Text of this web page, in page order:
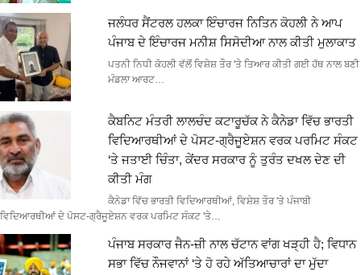
ਜਲੰਧਰ ਸੈਂਟਰਲ ਹਲਕਾ ਇੰਚਾਰਜ ਨਿਤਿਨ ਕੋਹਲੀ ਨੇ ਆਪ
ਪੰਜਾਬ ਦੇ ਇੰਚਾਰਜ ਮਨੀਸ਼ ਸਿਸੋਦੀਆ ਨਾਲ ਕੀਤੀ ਮੁਲਾਕਾਤ
ਪਤਨੀ ਨਿਧੀ ਕੋਹਲੀ ਵੱਲੋਂ ਵਿਸ਼ੇਸ਼ ਤੌਰ 'ਤੇ ਤਿਆਰ ਕੀਤੀ ਗਈ ਹੱਥ ਨਾਲ ਬਣੀ
ਮੰਡਲਾ ਆਰਟ…
ਕੈਬਨਿਟ ਮੰਤਰੀ ਲਾਲਚੰਦ ਕਟਾਰੂਚੱਕ ਨੇ ਕੈਨੇਡਾ ਵਿੱਚ ਭਾਰਤੀ
ਵਿਦਿਆਰਥੀਆਂ ਦੇ ਪੋਸਟ-ਗ੍ਰੈਜੂਏਸ਼ਨ ਵਰਕ ਪਰਮਿਟ ਸੰਕਟ
‘ਤੇ ਜਤਾਈ ਚਿੰਤਾ, ਕੇਂਦਰ ਸਰਕਾਰ ਨੂੰ ਤੁਰੰਤ ਦਖਲ ਦੇਣ ਦੀ
ਕੀਤੀ ਮੰਗ
ਕੈਨੇਡਾ ਵਿੱਚ ਭਾਰਤੀ ਵਿਦਿਆਰਥੀਆਂ, ਵਿਸ਼ੇਸ਼ ਤੌਰ 'ਤੇ ਪੰਜਾਬੀ
ਵਿਦਿਆਰਥੀਆਂ ਦੇ ਪੋਸਟ-ਗ੍ਰੈਜੂਏਸ਼ਨ ਵਰਕ ਪਰਮਿਟ ਸੰਕਟ 'ਤੇ…
ਪੰਜਾਬ ਸਰਕਾਰ ਜੈਨ-ਜ਼ੀ ਨਾਲ ਚੱਟਾਨ ਵਾਂਗ ਖੜ੍ਹੀ ਹੈ; ਵਿਧਾਨ
ਸਭਾ ਵਿੱਚ ਨੌਜਵਾਨਾਂ ‘ਤੇ ਹੋ ਰਹੇ ਅੱਤਿਆਚਾਰਾਂ ਦਾ ਮੁੱਦਾ